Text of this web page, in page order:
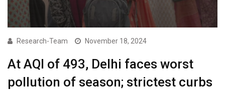
Research-Team November 18, 2024
At AQI of 493, Delhi faces worst
pollution of season; strictest curbs